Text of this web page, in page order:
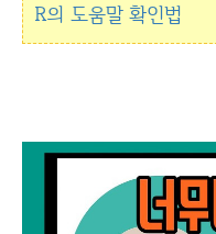
R의 도움말 확인법